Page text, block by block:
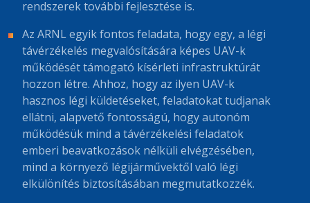
rendszerek további fejlesztése is.
Az ARNL egyik fontos feladata, hogy egy, a légi
távérzékelés megvalósítására képes UAV-k
működését támogató kísérleti infrastruktúrát
hozzon létre. Ahhoz, hogy az ilyen UAV-k
hasznos légi küldetéseket, feladatokat tudjanak
ellátni, alapvető fontosságú, hogy autonóm
működésük mind a távérzékelési feladatok
emberi beavatkozások nélküli elvégzésében,
mind a környező légijárművektől való légi
elkülönítés biztosításában megmutatkozzék.